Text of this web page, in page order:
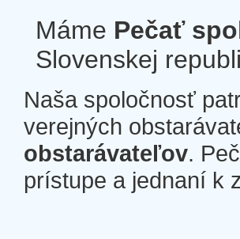
Máme Pečať
Slovenskej
Naša spoločnosť
verejných
obstarávateľov.
prístupe a jednaní k